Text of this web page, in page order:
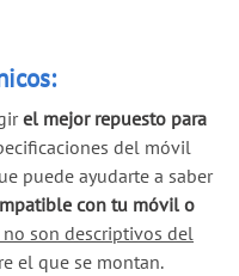
el mejor repuesto para
del móvil
puede ayudarte a saber
con tu móvil o
son descriptivos del
el que se montan.